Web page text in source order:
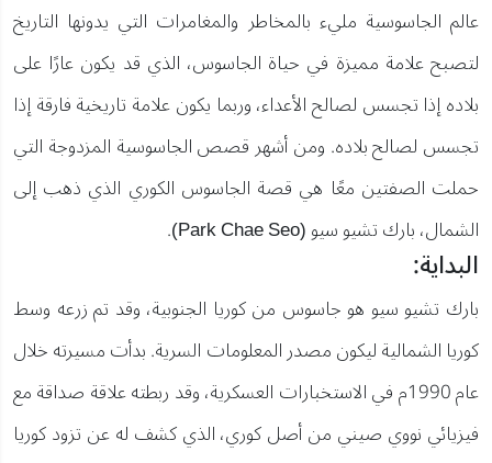
عالم الجاسوسية مليء بالمخاطر والمغامرات التي يدونها التاريخ
لتصبح علامة مميزة في حياة الجاسوس، الذي قد يكون عارًا على
بلاده إذا تجسس لصالح الأعداء، وربما يكون علامة تاريخية فارقة إذا
تجسس لصالح بلاده. ومن أشهر قصص الجاسوسية المزدوجة التي
حملت الصفتين معًا هي قصة الجاسوس الكوري الذي ذهب إلى
الشمال، بارك تشيو سيو (Park Chae Seo).
البداية:
بارك تشيو سيو هو جاسوس من كوريا الجنوبية، وقد تم زرعه وسط
كوريا الشمالية ليكون مصدر المعلومات السرية. بدأت مسيرته خلال
عام 1990م في الاستخبارات العسكرية، وقد ربطته علاقة صداقة مع
فيزيائي نووي صيني من أصل كوري، الذي كشف له عن تزود كوريا